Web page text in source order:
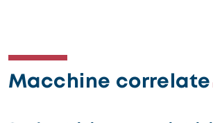
Macchine correlate